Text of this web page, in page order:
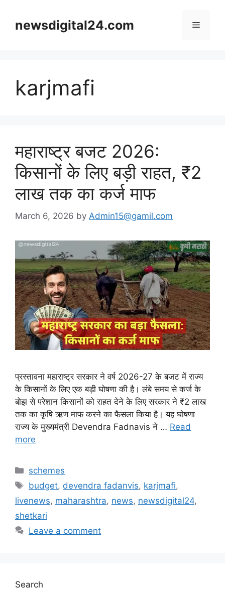
contentnewsdigital24.com Menu
karjmafi
महाराष्ट्र बजट 2026:
किसानों के लिए बड़ी राहत, ₹2
लाख तक का कर्ज माफ
March 6, 2026 by Admin15@gamil.com
प्रस्तावना महाराष्ट्र सरकार ने वर्ष 2026-27 के बजट में राज्य
के किसानों के लिए एक बड़ी घोषणा की है। लंबे समय से कर्ज के
बोझ से परेशान किसानों को राहत देने के लिए सरकार ने ₹2 लाख
तक का कृषि ऋण माफ करने का फैसला किया है। यह घोषणा
राज्य के मुख्यमंत्री Devendra Fadnavis ने … Read
more
Categories
schemes
Tags
budget, devendra fadanvis, karjmafi,
livenews, maharashtra, news, newsdigital24,
shetkari
Leave a comment
Search